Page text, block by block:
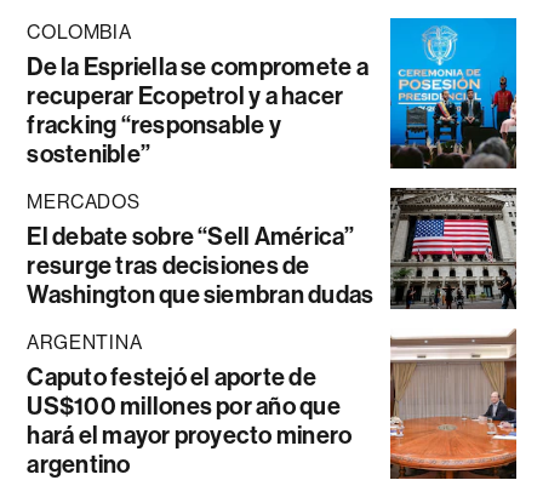
COLOMBIA
De la Espriella se compromete a
recuperar Ecopetrol y a hacer
fracking “responsable y
sostenible”
MERCADOS
El debate sobre “Sell América”
resurge tras decisiones de
Washington que siembran dudas
ARGENTINA
Caputo festejó el aporte de
US$100 millones por año que
hará el mayor proyecto minero
argentino